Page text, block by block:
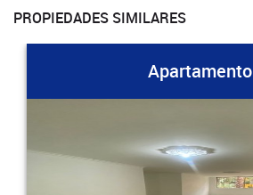
PROPIEDADES SIMILARES
Apartamento